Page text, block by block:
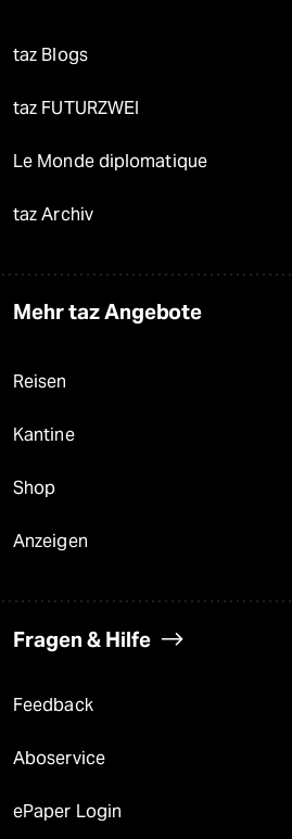
taz Blogs
taz FUTURZWEI
Le Monde diplomatique
taz Archiv
Mehr taz Angebote
Reisen
Kantine
Shop
Anzeigen
Fragen & Hilfe
Feedback
Aboservice
ePaper Login